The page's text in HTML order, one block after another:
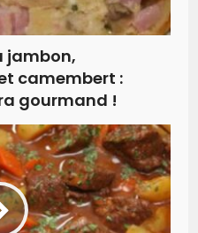
jambon,
camembert :
gourmand !